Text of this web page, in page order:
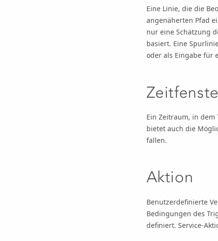
Eine Linie, die die
angenäherten Pfad
nur eine Schätzung
basiert. Eine
oder als Eingabe für
Ein Zeitraum, in
bietet auch die
fallen.
Aktion
Benutzerdefinierte
Bedingungen des
definiert. Service-